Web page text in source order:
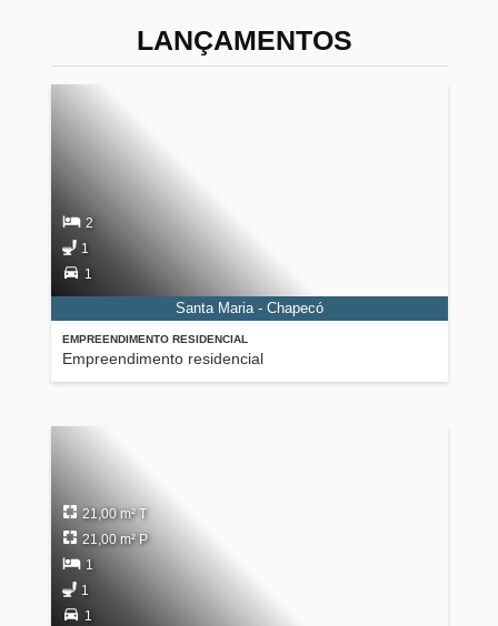
LANÇAMENTOS
EMPREENDIMENTO RESIDENCIAL
Empreendimento residencial
2
1
1
Santa Maria - Chapecó
21,00 m² T
21,00 m² P
1
1
1